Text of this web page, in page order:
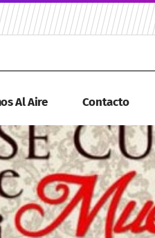
Al Aire Contacto